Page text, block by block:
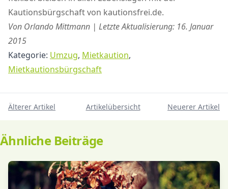
Kautionsbürgschaft von kautionsfrei.de.
Von Orlando Mittmann | Letzte Aktualisierung: 16. Januar
2015
Kategorie: Umzug, Mietkaution,
Mietkautionsbürgschaft
Älterer Artikel Artikelübersicht Neuerer Artikel
Ähnliche Beiträge